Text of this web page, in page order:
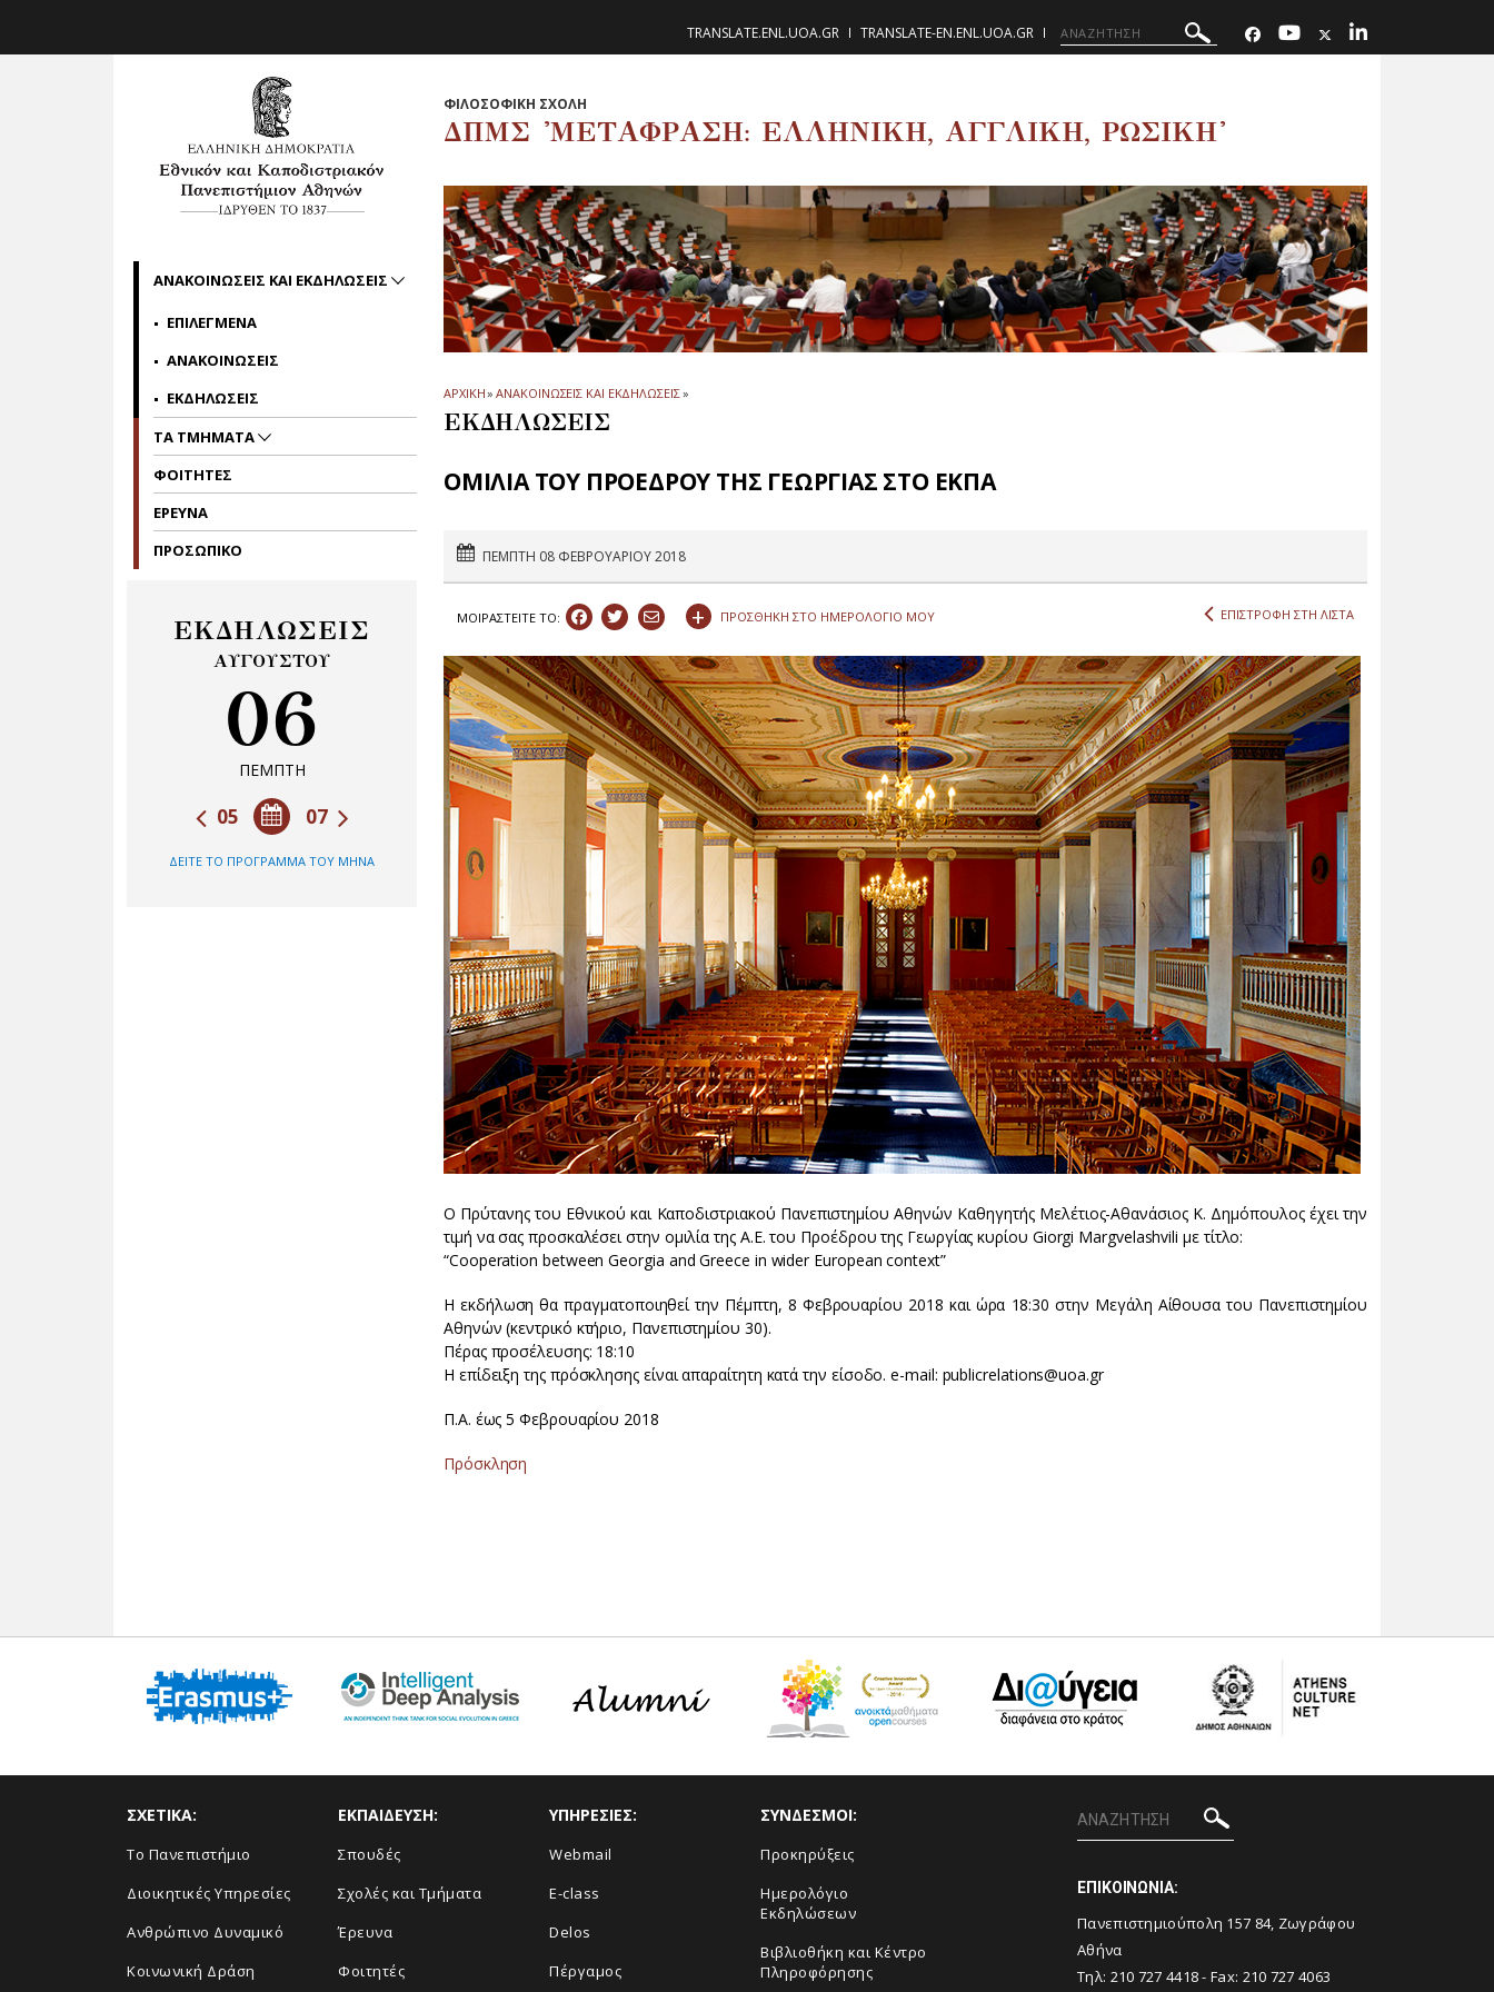
TRANSLATE.ENL.UOA.GR TRANSLATE-EN.ENL.UOA.GR
ΦΙΛΟΣΟΦΙΚΗ ΣΧΟΛΗ
ΔΠΜΣ 'ΜΕΤΑΦΡΑΣΗ: ΕΛΛΗΝΙΚΗ, ΑΓΓΛΙΚΗ, ΡΩΣΙΚΗ'
ΑΡΧΙΚΗ» ΑΝΑΚΟΙΝΩΣΕΙΣ ΚΑΙ ΕΚΔΗΛΩΣΕΙΣ»
ΕΚΔΗΛΩΣΕΙΣ
ΟΜΙΛΙΑ ΤΟΥ ΠΡΟΕΔΡΟΥ ΤΗΣ ΓΕΩΡΓΙΑΣ ΣΤΟ ΕΚΠΑ
ΠΕΜΠΤΗ 08 ΦΕΒΡΟΥΑΡΙΟΥ 2018
ΜΟΙΡΑΣΤEIΤΕ ΤΟ: + ΠΡΟΣΘΗΚΗ ΣΤΟ ΗΜΕΡΟΛΟΓΙΟ ΜΟΥ ΕΠΙΣΤΡΟΦΗ ΣΤΗ ΛΙΣΤΑ
Ο Πρύτανης του Εθνικού και Καποδιστριακού Πανεπιστημίου Αθηνών Καθηγητής Μελέτιος-Αθανάσιος Κ. Δημόπουλος έχει την
τιμή να σας προσκαλέσει στην ομιλία της Α.Ε. του Προέδρου της Γεωργίας κυρίου Giorgi Margvelashvili με τίτλο:
“Cooperation between Georgia and Greece in wider European context”
Η εκδήλωση θα πραγματοποιηθεί την Πέμπτη, 8 Φεβρουαρίου 2018 και ώρα 18:30 στην Μεγάλη Αίθουσα του Πανεπιστημίου
Αθηνών (κεντρικό κτήριο, Πανεπιστημίου 30).
Πέρας προσέλευσης: 18:10
Η επίδειξη της πρόσκλησης είναι απαραίτητη κατά την είσοδο. e-mail: publicrelations@uoa.gr
Π.Α. έως 5 Φεβρουαρίου 2018
Πρόσκληση
ΑΝΑΚΟΙΝΩΣΕΙΣ ΚΑΙ ΕΚΔΗΛΩΣΕΙΣ
ΕΠΙΛΕΓΜΕΝΑ
ΑΝΑΚΟΙΝΩΣΕΙΣ
ΕΚΔΗΛΩΣΕΙΣ
ΤΑ ΤΜΗΜΑΤΑ
ΦΟΙΤΗΤΕΣ
ΕΡΕΥΝΑ
ΠΡΟΣΩΠΙΚΟ
ΕΚΔΗΛΩΣΕΙΣ
ΑΥΓΟΥΣΤΟΥ
06
ΠΕΜΠΤΗ
07
05
ΔΕΙΤΕ ΤΟ ΠΡΟΓΡΑΜΜΑ ΤΟΥ ΜΗΝΑ
ΣΧΕΤΙΚΑ:
Το Πανεπιστήμιο
Διοικητικές Υπηρεσίες
Ανθρώπινο Δυναμικό
Κοινωνική Δράση
ΕΚΠΑΙΔΕΥΣΗ:
Σπουδές
Σχολές και Τμήματα
Έρευνα
Φοιτητές
ΥΠΗΡΕΣΙΕΣ:
Webmail
E-class
Delos
Πέργαμος
ΣΥΝΔΕΣΜΟΙ:
Προκηρύξεις
Ημερολόγιο
Εκδηλώσεων
Βιβλιοθήκη και Κέντρο
Πληροφόρησης
ΕΠΙΚΟΙΝΩΝΙΑ:
Πανεπιστημιούπολη 157 84, Ζωγράφου
Αθήνα
Τηλ: 210 727 4418- Fax: 210 727 4063